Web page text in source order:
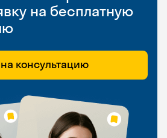
на бесплатную
консультацию